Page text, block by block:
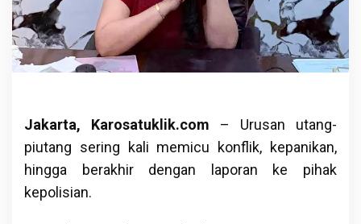
Jakarta, Karosatuklik.com – Urusan utang-
piutang sering kali memicu konflik, kepanikan,
hingga berakhir dengan laporan ke pihak
kepolisian.